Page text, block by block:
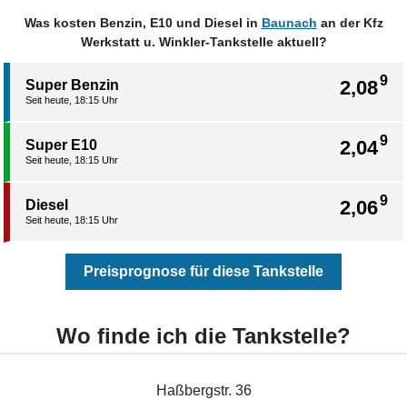
Was kosten Benzin, E10 und Diesel in Baunach an der Kfz
Werkstatt u. Winkler-Tankstelle aktuell?
2,089
Super Benzin
Seit heute, 18:15 Uhr
2,049
Super E10
Seit heute, 18:15 Uhr
2,069
Diesel
Seit heute, 18:15 Uhr
Preisprognose für diese Tankstelle
Wo finde ich die Tankstelle?
Haßbergstr. 36